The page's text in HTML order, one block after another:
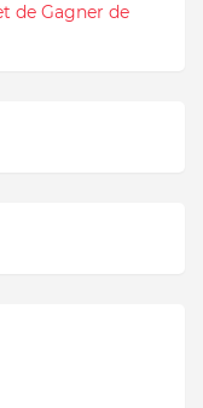
de Gagner de